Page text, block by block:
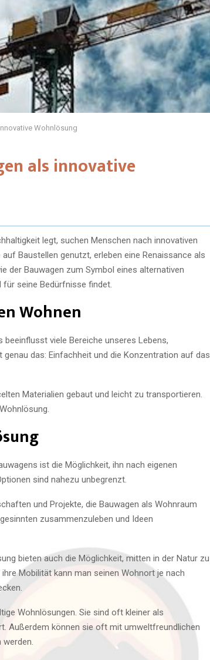
Wohnlösung
als innovative
legt, suchen Menschen nach innovativen
Baustellen genutzt, erleben eine Renaissance als
der Bauwagen zum Symbol eines alternativen
seine Bedürfnisse findet.
Wohnen
viele Bereiche unseres Lebens,
das: Einfachheit und die Konzentration auf das
Materialien gebaut und leicht zu transportieren.
ist die Möglichkeit, ihn nach eigenen
sind nahezu unbegrenzt.
und Projekte, die Bauwagen als Wohnraum
zusammenzuleben und Ideen
bieten auch die Möglichkeit, mitten in der Natur zu
Mobilität kann man seinen Wohnort je nach
Wohnlösungen. Sie sind oft kleiner als
Außerdem können sie oft mit umweltfreundlichen